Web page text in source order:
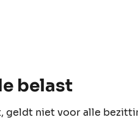
belast
geldt niet voor alle